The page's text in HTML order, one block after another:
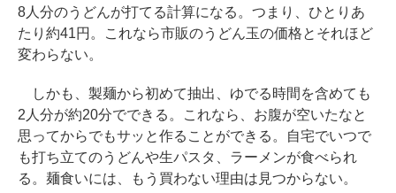
8人分のうどんが打てる計算になる。つまり、ひとりあ
たり約41円。これなら市販のうどん玉の価格とそれほど
変わらない。
しかも、製麺から初めて抽出、ゆでる時間を含めても
2人分が約20分でできる。これなら、お腹が空いたなと
思ってからでもサッと作ることができる。自宅でいつで
も打ち立てのうどんや生パスタ、ラーメンが食べられ
る。麺食いには、もう買わない理由は見つからない。